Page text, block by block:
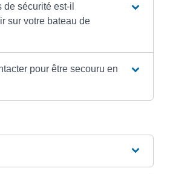
sécurité est-il
sur votre bateau de
pour être secouru en